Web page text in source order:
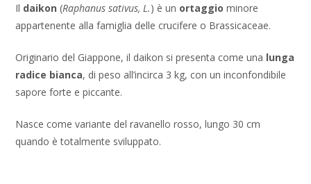
Il daikon (Raphanus sativus, L.) è un ortaggio minore
appartenente alla famiglia delle crucifere o Brassicaceae.
Originario del Giappone, il daikon si presenta come una lunga
radice bianca, di peso all’incirca 3 kg, con un inconfondibile
sapore forte e piccante.
Nasce come variante del ravanello rosso, lungo 30 cm
quando è totalmente sviluppato.